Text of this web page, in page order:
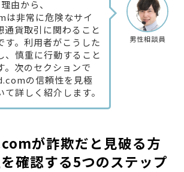
男性相談員
由から、
非常に危険なサイ
通貨取引に関わること
す。利用者がこうした
、慎重に行動すること
。次のセクションで
の信頼性を見極
詳しく紹介します。
が詐欺だと見破る方
確認する5つのステップ